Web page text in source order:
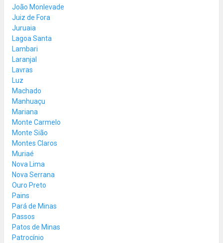
João Monlevade
Juiz de Fora
Juruaia
Lagoa Santa
Lambari
Laranjal
Lavras
Luz
Machado
Manhuaçu
Mariana
Monte Carmelo
Monte Sião
Montes Claros
Muriaé
Nova Lima
Nova Serrana
Ouro Preto
Pains
Pará de Minas
Passos
Patos de Minas
Patrocínio